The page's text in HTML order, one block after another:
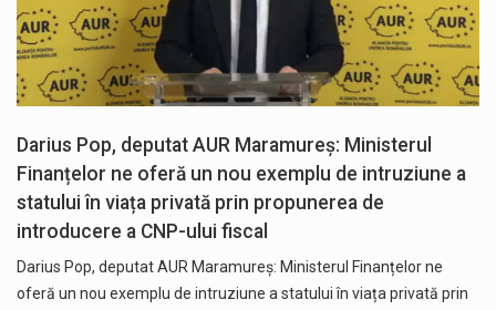
Darius Pop, deputat AUR Maramureș: Ministerul
Finanțelor ne oferă un nou exemplu de intruziune a
statului în viața privată prin propunerea de
introducere a CNP-ului fiscal
Darius Pop, deputat AUR Maramureș: Ministerul Finanțelor ne
oferă un nou exemplu de intruziune a statului în viața privată prin